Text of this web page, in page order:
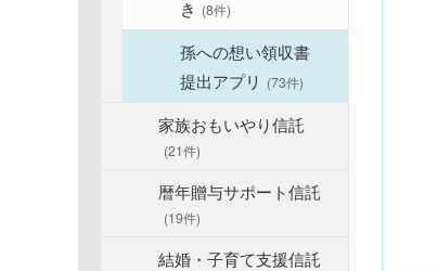
き (8件)
孫への想い領収書
提出アプリ (73件)
家族おもいやり信託
(21件)
暦年贈与サポート信託
(19件)
結婚・子育て支援信託